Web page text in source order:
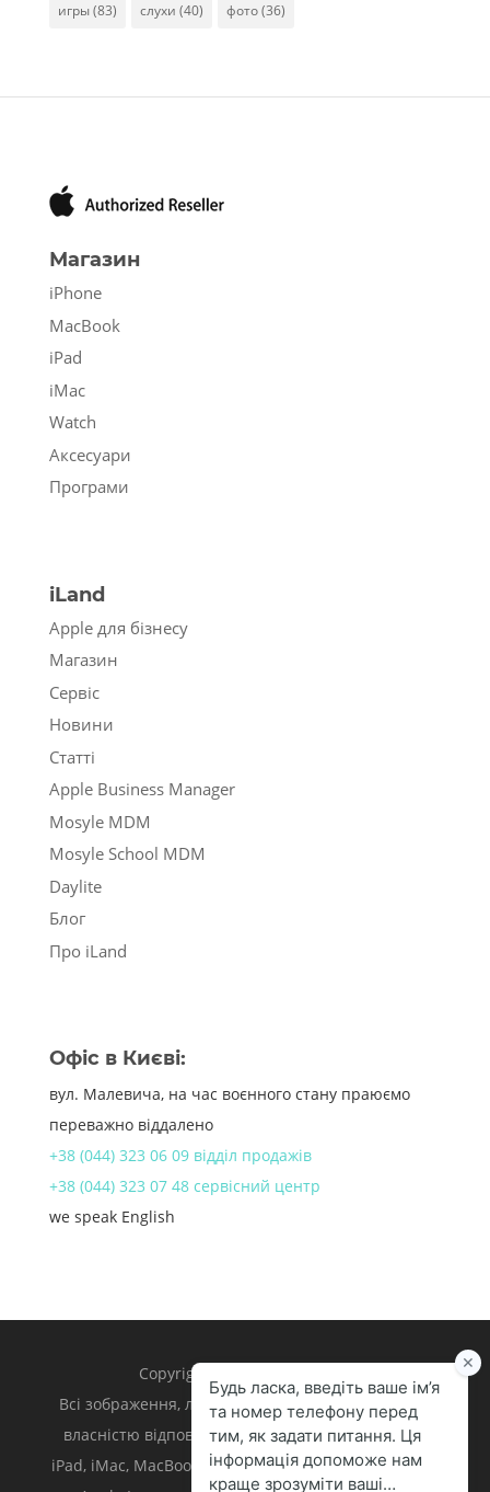
игры(83) слухи (40) фото(36)
Магазин
iPhone
MacBook
iPad
iMac
Watch
Аксесуари
Програми
iLand
Apple для бізнесу
Магазин
Сервіс
Новини
Статті
Apple Business Manager
Mosyle MDM
Mosyle School MDM
Daylite
Блог
Про iLand
Офіс в Києві:
вул. Малевича, на час воєнного стану праюємо
переважно віддалено
+38 (044) 323 06 09 відділ продажів
+38 (044) 323 07 48 сервісний центр
we speak English
Copyright 1998 – 2024 iLand.
Всі зображення, логотипи та торгівельні марки є
власністю відповідних власників. Apple, iPhone,
iPad, iMac, MacBook, Mac є торгівельними марками